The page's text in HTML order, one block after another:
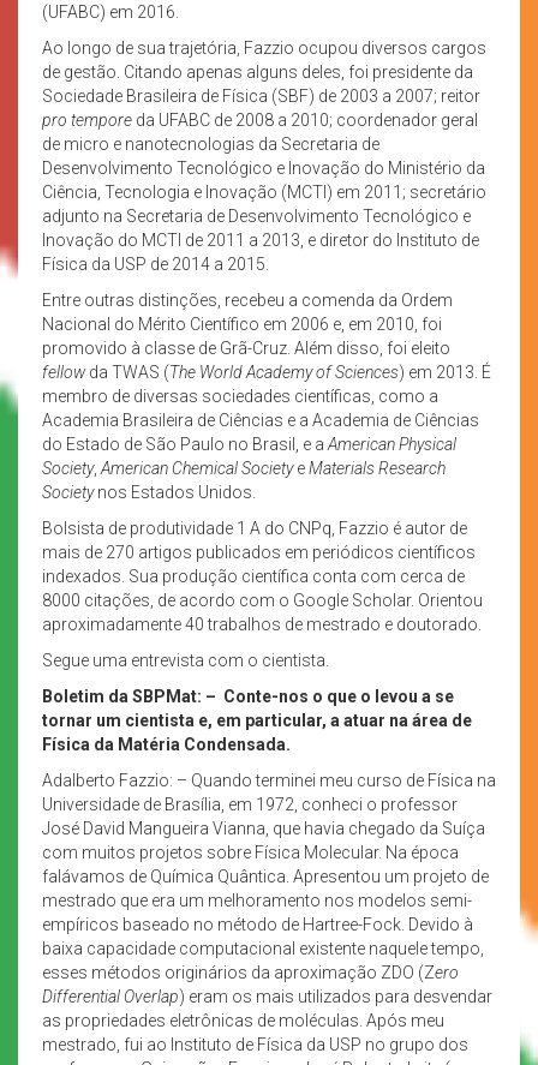
(UFABC) em 2016.
Ao longo de sua trajetória, Fazzio ocupou diversos cargos
de gestão. Citando apenas alguns deles, foi presidente da
Sociedade Brasileira de Física (SBF) de 2003 a 2007; reitor
pro tempore da UFABC de 2008 a 2010; coordenador geral
de micro e nanotecnologias da Secretaria de
Desenvolvimento Tecnológico e Inovação do Ministério da
Ciência, Tecnologia e Inovação (MCTI) em 2011; secretário
adjunto na Secretaria de Desenvolvimento Tecnológico e
Inovação do MCTI de 2011 a 2013, e diretor do Instituto de
Física da USP de 2014 a 2015.
Entre outras distinções, recebeu a comenda da Ordem
Nacional do Mérito Científico em 2006 e, em 2010, foi
promovido à classe de Grã-Cruz. Além disso, foi eleito
fellowda TWAS (The World Academy of Sciences) em 2013. É
membro de diversas sociedades científicas, como a
Academia Brasileira de Ciências e a Academia de Ciências
do Estado de São Paulo no Brasil, e a American Physical
Society, American Chemical SocietyeMaterials Research
Societynos Estados Unidos.
Bolsista de produtividade 1 A do CNPq, Fazzio é autor de
mais de 270 artigos publicados em periódicos científicos
indexados. Sua produção científica conta com cerca de
8000 citações, de acordo com o Google Scholar. Orientou
aproximadamente 40 trabalhos de mestrado e doutorado.
Segue uma entrevista com o cientista.
Boletim da SBPMat: – Conte-nos o que o levou a se
tornar um cientista e, em particular, a atuar na área de
Física da Matéria Condensada.
Adalberto Fazzio: – Quando terminei meu curso de Física na
Universidade de Brasília, em 1972, conheci o professor
José David Mangueira Vianna, que havia chegado da Suíça
com muitos projetos sobre Física Molecular. Na época
falávamos de Química Quântica. Apresentou um projeto de
mestrado que era um melhoramento nos modelos semi-
empíricos baseado no método de Hartree-Fock. Devido à
baixa capacidade computacional existente naquele tempo,
esses métodos originários da aproximação ZDO (Zero
Differential Overlap) eram os mais utilizados para desvendar
as propriedades eletrônicas de moléculas. Após meu
mestrado, fui ao Instituto de Física da USP no grupo dos